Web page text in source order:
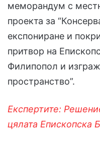
меморандум с
проекта за
експониране и
притвор на
Филипопол и
пространство”.
Експертите:
цялата Епископска